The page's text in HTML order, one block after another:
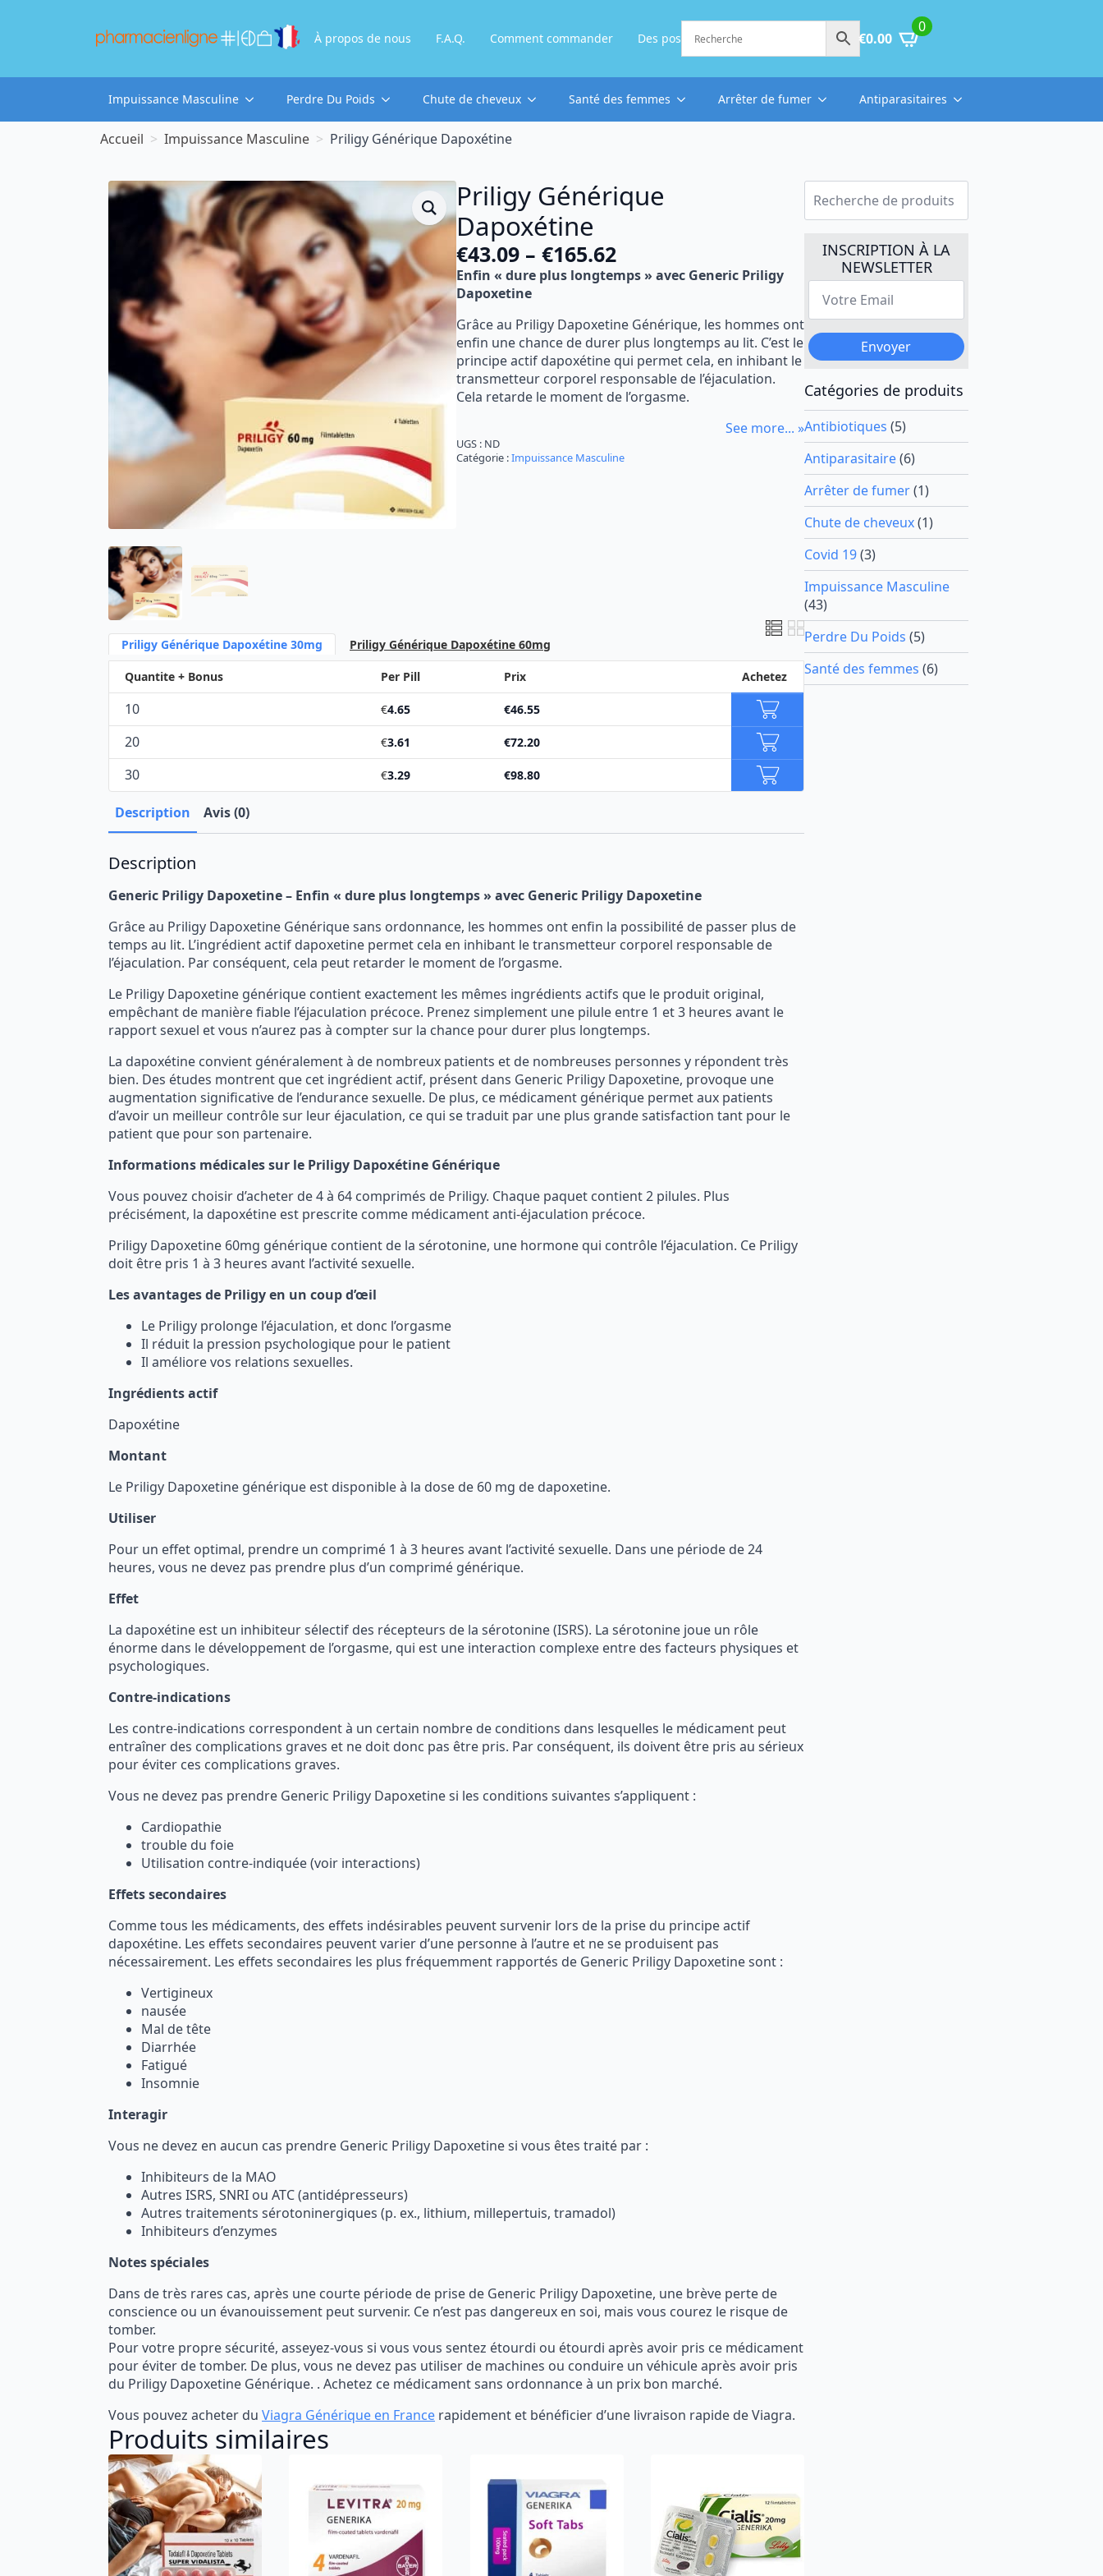
À propos de nous F.A.Q. Comment commander Des postes €0.00
0
Impuissance Masculine Perdre Du Poids Chute de cheveux Santé des femmes Arrêter de fumer Antiparasitaires
Accueil Impuissance Masculine Priligy Générique Dapoxétine
Priligy Générique
Dapoxétine
€43.09 – €165.62
Plage
de
prix :
€43.09
à
€165.62
Enfin « dure plus longtemps » avec Generic Priligy
Dapoxetine
Grâce au Priligy Dapoxetine Générique, les hommes ont
enfin une chance de durer plus longtemps au lit. C’est le
principe actif dapoxétine qui permet cela, en inhibant le
transmetteur corporel responsable de l’éjaculation.
Cela retarde le moment de l’orgasme.
See more... »
UGS : ND
Catégorie :Impuissance Masculine
Priligy Générique Dapoxétine 30mg Priligy Générique Dapoxétine 60mg
Quantite + Bonus Per Pill Prix Achetez
10 €4.65 €46.55
20 €3.61 €72.20
30 €3.29 €98.80
Description Avis (0)
Description
Generic Priligy Dapoxetine – Enfin « dure plus longtemps » avec Generic Priligy Dapoxetine
Grâce au Priligy Dapoxetine Générique sans ordonnance, les hommes ont enfin la possibilité de passer plus de
temps au lit. L’ingrédient actif dapoxetine permet cela en inhibant le transmetteur corporel responsable de
l’éjaculation. Par conséquent, cela peut retarder le moment de l’orgasme.
Le Priligy Dapoxetine générique contient exactement les mêmes ingrédients actifs que le produit original,
empêchant de manière fiable l’éjaculation précoce. Prenez simplement une pilule entre 1 et 3 heures avant le
rapport sexuel et vous n’aurez pas à compter sur la chance pour durer plus longtemps.
La dapoxétine convient généralement à de nombreux patients et de nombreuses personnes y répondent très
bien. Des études montrent que cet ingrédient actif, présent dans Generic Priligy Dapoxetine, provoque une
augmentation significative de l’endurance sexuelle. De plus, ce médicament générique permet aux patients
d’avoir un meilleur contrôle sur leur éjaculation, ce qui se traduit par une plus grande satisfaction tant pour le
patient que pour son partenaire.
Informations médicales sur le Priligy Dapoxétine Générique
Vous pouvez choisir d’acheter de 4 à 64 comprimés de Priligy. Chaque paquet contient 2 pilules. Plus
précisément, la dapoxétine est prescrite comme médicament anti-éjaculation précoce.
Priligy Dapoxetine 60mg générique contient de la sérotonine, une hormone qui contrôle l’éjaculation. Ce Priligy
doit être pris 1 à 3 heures avant l’activité sexuelle.
Les avantages de Priligy en un coup d’œil
Le Priligy prolonge l’éjaculation, et donc l’orgasme
Il réduit la pression psychologique pour le patient
Il améliore vos relations sexuelles.
Ingrédients actif
Dapoxétine
Montant
Le Priligy Dapoxetine générique est disponible à la dose de 60 mg de dapoxetine.
Utiliser
Pour un effet optimal, prendre un comprimé 1 à 3 heures avant l’activité sexuelle. Dans une période de 24
heures, vous ne devez pas prendre plus d’un comprimé générique.
Effet
La dapoxétine est un inhibiteur sélectif des récepteurs de la sérotonine (ISRS). La sérotonine joue un rôle
énorme dans le développement de l’orgasme, qui est une interaction complexe entre des facteurs physiques et
psychologiques.
Contre-indications
Les contre-indications correspondent à un certain nombre de conditions dans lesquelles le médicament peut
entraîner des complications graves et ne doit donc pas être pris. Par conséquent, ils doivent être pris au sérieux
pour éviter ces complications graves.
Vous ne devez pas prendre Generic Priligy Dapoxetine si les conditions suivantes s’appliquent :
Cardiopathie
trouble du foie
Utilisation contre-indiquée (voir interactions)
Effets secondaires
Comme tous les médicaments, des effets indésirables peuvent survenir lors de la prise du principe actif
dapoxétine. Les effets secondaires peuvent varier d’une personne à l’autre et ne se produisent pas
nécessairement. Les effets secondaires les plus fréquemment rapportés de Generic Priligy Dapoxetine sont :
Vertigineux
nausée
Mal de tête
Diarrhée
Fatigué
Insomnie
Interagir
Vous ne devez en aucun cas prendre Generic Priligy Dapoxetine si vous êtes traité par :
Inhibiteurs de la MAO
Autres ISRS, SNRI ou ATC (antidépresseurs)
Autres traitements sérotoninergiques (p. ex., lithium, millepertuis, tramadol)
Inhibiteurs d’enzymes
Notes spéciales
Dans de très rares cas, après une courte période de prise de Generic Priligy Dapoxetine, une brève perte de
conscience ou un évanouissement peut survenir. Ce n’est pas dangereux en soi, mais vous courez le risque de
tomber.
Pour votre propre sécurité, asseyez-vous si vous vous sentez étourdi ou étourdi après avoir pris ce médicament
pour éviter de tomber. De plus, vous ne devez pas utiliser de machines ou conduire un véhicule après avoir pris
du Priligy Dapoxetine Générique. . Achetez ce médicament sans ordonnance à un prix bon marché.
Vous pouvez acheter du Viagra Générique en France rapidement et bénéficier d’une livraison rapide de Viagra.
Produits similaires
Recherche
pour :
INSCRIPTION À LA
NEWSLETTER
Votre
Email
Envoyer
Catégories de produits
Antibiotiques (5)
Antiparasitaire(6)
Arrêter de fumer(1)
Chute de cheveux(1)
Covid 19(3)
Impuissance Masculine
(43)
Perdre Du Poids (5)
Santé des femmes (6)